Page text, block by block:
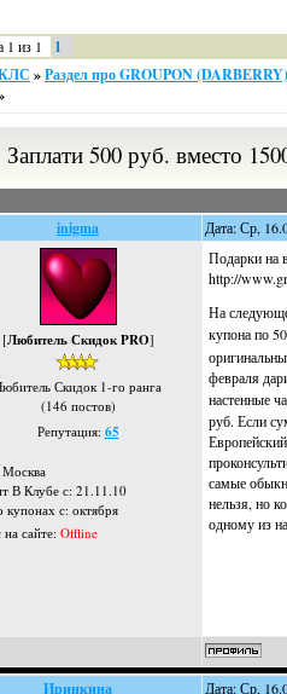
1 из 1
1
»Раздел про GROUPON (DARBERRY)
Заплати 500 руб. вместо
inigma Дата: Ср,
[Любитель Скидок PRO]
Скидок 1-го ранга
(146 постов)
Репутация: 65
В Клубе с: 21.11.10
купонах с: октября
сайте: Offline
Подарки на
http://
На
купона по
февраля
настенные
руб. Если
самые
нельзя, но
одному из
Иринкина Дата: Ср,